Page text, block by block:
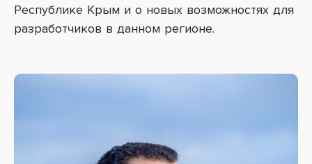
Республике Крым и о новых возможностях для
разработчиков в данном регионе.